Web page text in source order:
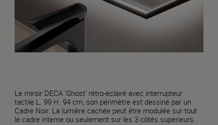
Le miroir DECA ‘Ghost’ rétro-éclairé avec interrupteur
tactile L. 99 H. 94 cm, son périmètre est dessiné par un
Cadre Noir. La lumière cachée peut être modulée sur tout
le cadre interne ou seulement sur les 3 côtés supérieurs.